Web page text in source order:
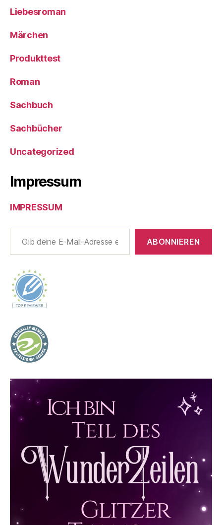
Liebesroman
Märchen
Produkttest
Roman
Sachbuch
Sachbücher
Uncategorized
Impressum
IMPRESSUM
Gib deine E-Mail-Adresse ein ...
ABONNIEREN